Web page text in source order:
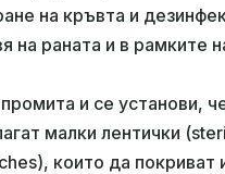
на кръвта и
на раната и в рамките
и се установи,
малки лентички
които да покриват